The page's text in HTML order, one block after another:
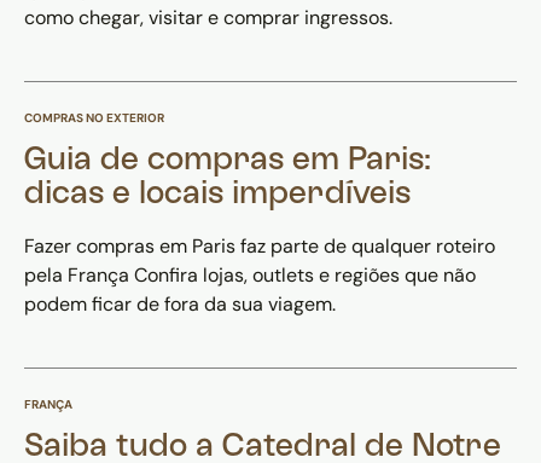
como chegar, visitar e comprar ingressos.
COMPRAS NO EXTERIOR
Guia de compras em Paris:
dicas e locais imperdíveis
Fazer compras em Paris faz parte de qualquer roteiro
pela França Confira lojas, outlets e regiões que não
podem ficar de fora da sua viagem.
FRANÇA
Saiba tudo a Catedral de Notre